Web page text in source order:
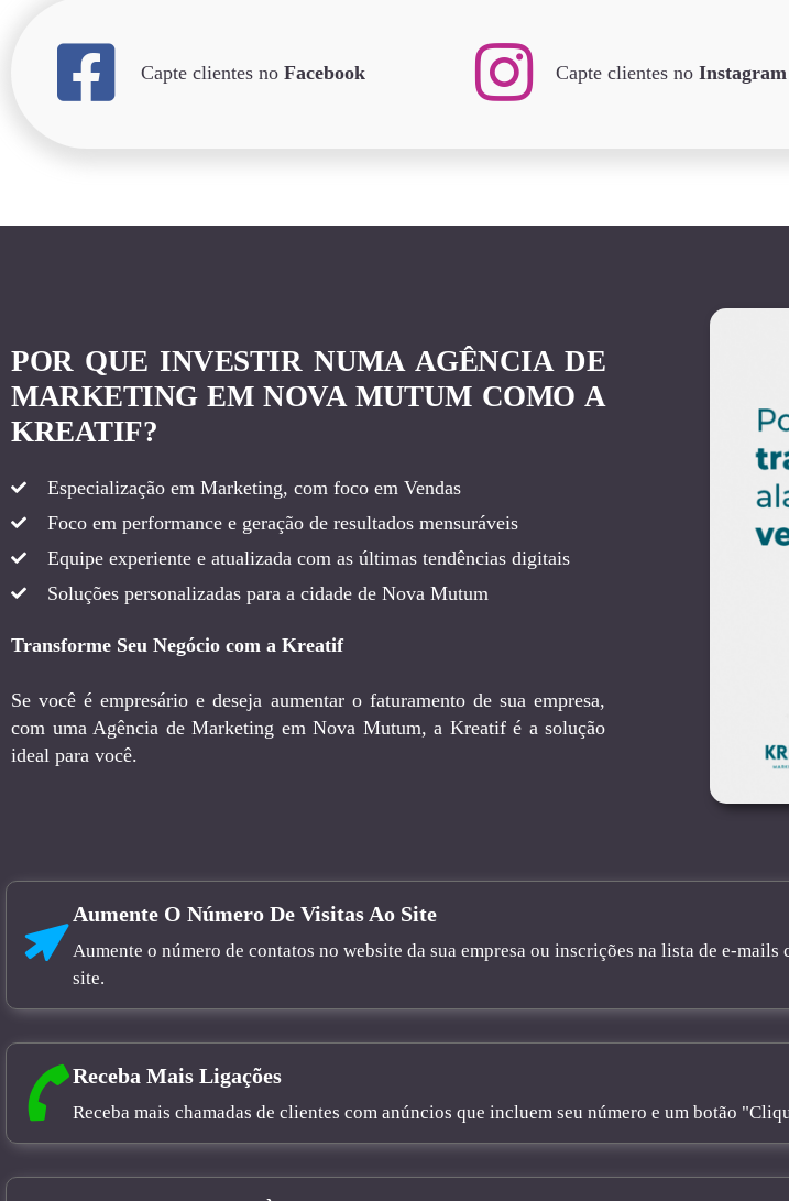
Capte clientes no Facebook Capte clientes no Instagram
POR QUE INVESTIR NUMA AGÊNCIA DE
MARKETING EM NOVA MUTUM COMO A
KREATIF?
Especialização em Marketing, com foco em Vendas
Foco em performance e geração de resultados mensuráveis
Equipe experiente e atualizada com as últimas tendências digitais
Soluções personalizadas para a cidade de Nova Mutum
Transforme Seu Negócio com a Kreatif
Se você é empresário e deseja aumentar o faturamento de sua empresa,
com uma Agência de Marketing em Nova Mutum, a Kreatif é a solução
ideal para você.
Aumente O Número De Visitas Ao Site
Aumente o número de contatos no website da sua empresa ou inscrições na lista de e-
site.
Receba Mais Ligações
Receba mais chamadas de clientes com anúncios que incluem seu número e um botão